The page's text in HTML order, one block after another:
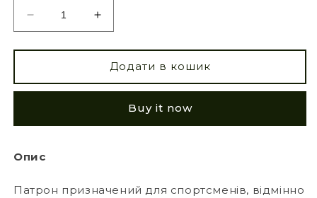
Додати в кошик
Buy it now
Опис
Патрон призначений для спортсменів, відмінно